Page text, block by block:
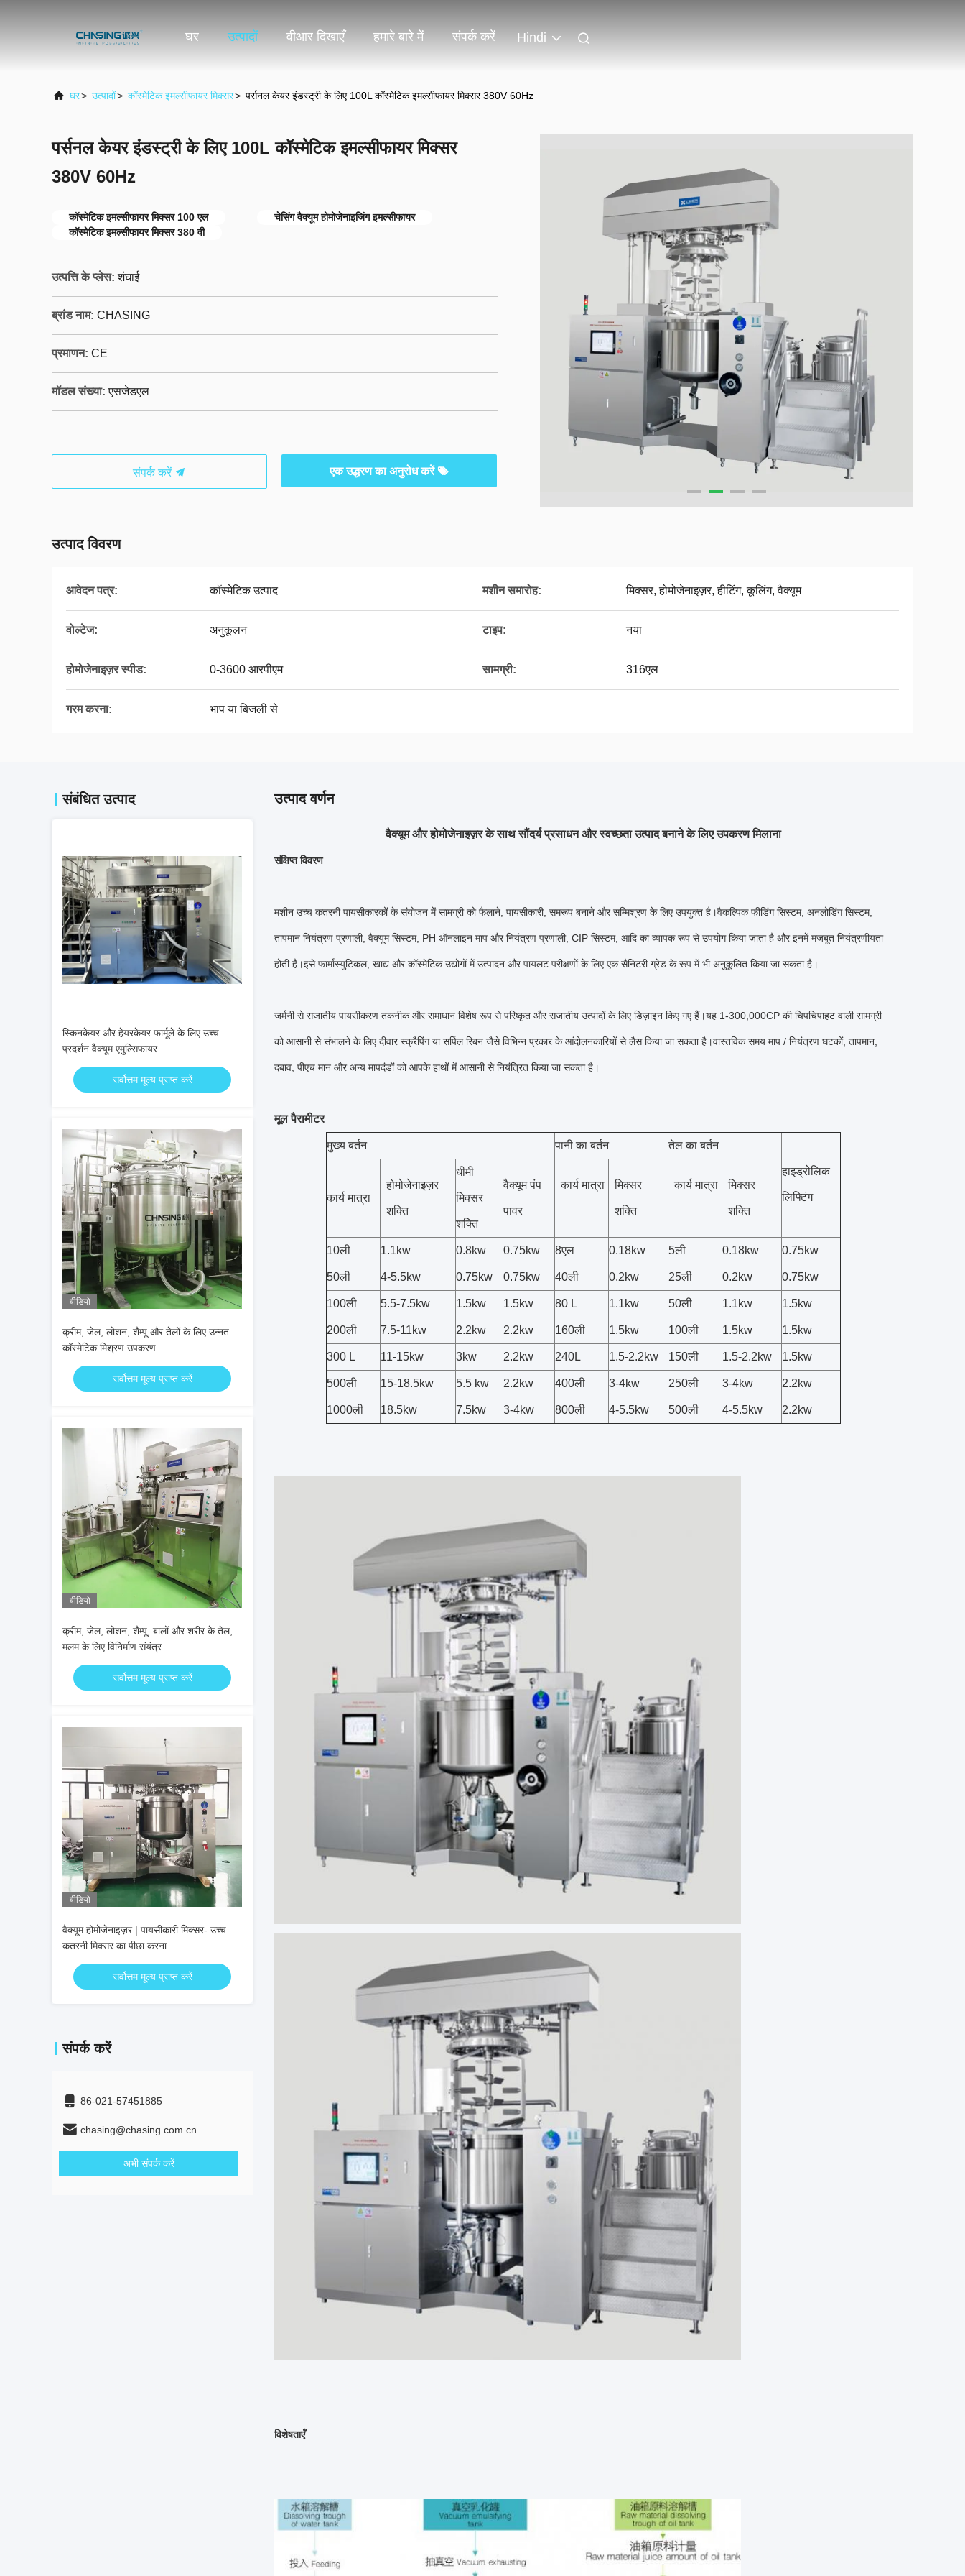
घर उत्पादों वीआर दिखाएँ हमारे बारे में संपर्क करें Hindi
घर> उत्पादों> कॉस्मेटिक इमल्सीफायर मिक्सर> पर्सनल केयर इंडस्ट्री के लिए 100L कॉस्मेटिक इमल्सीफायर मिक्सर 380V 60Hz
पर्सनल केयर इंडस्ट्री के लिए 100L कॉस्मेटिक इमल्सीफायर मिक्सर
380V 60Hz
कॉस्मेटिक इमल्सीफायर मिक्सर 100 एल
चेसिंग वैक्यूम होमोजेनाइजिंग इमल्सीफायर
कॉस्मेटिक इमल्सीफायर मिक्सर 380 वी
उत्पत्ति के प्लेस: शंघाई
ब्रांड नाम: CHASING
प्रमाणन: CE
मॉडल संख्या: एसजेडएल
संपर्क करें एक उद्धरण का अनुरोध करें
उत्पाद विवरण
आवेदन पत्र: कॉस्मेटिक उत्पाद मशीन समारोह: मिक्सर, होमोजेनाइज़र, हीटिंग, कूलिंग, वैक्यूम
वोल्टेज: अनुकूलन टाइप: नया
होमोजेनाइज़र स्पीड: 0-3600 आरपीएम सामग्री: 316एल
गरम करना: भाप या बिजली से
संबंधित उत्पाद
स्किनकेयर और हेयरकेयर फार्मूले के लिए उच्च
प्रदर्शन वैक्यूम एमुल्सिफायर
सर्वोत्तम मूल्य प्राप्त करें
वीडियो
क्रीम, जेल, लोशन, शैम्पू और तेलों के लिए उन्नत
कॉस्मेटिक मिश्रण उपकरण
सर्वोत्तम मूल्य प्राप्त करें
वीडियो
क्रीम, जेल, लोशन, शैम्पू, बालों और शरीर के तेल,
मलम के लिए विनिर्माण संयंत्र
सर्वोत्तम मूल्य प्राप्त करें
वीडियो
वैक्यूम होमोजेनाइज़र | पायसीकारी मिक्सर- उच्च
कतरनी मिक्सर का पीछा करना
सर्वोत्तम मूल्य प्राप्त करें
संपर्क करें
86-021-57451885
chasing@chasing.com.cn
अभी संपर्क करें
उत्पाद वर्णन
वैक्यूम और होमोजेनाइज़र के साथ सौंदर्य प्रसाधन और स्वच्छता उत्पाद बनाने के लिए उपकरण मिलाना
संक्षिप्त विवरण
मशीन उच्च कतरनी पायसीकारकों के संयोजन में सामग्री को फैलाने, पायसीकारी, समरूप बनाने और सम्मिश्रण के लिए उपयुक्त है।वैकल्पिक फीडिंग सिस्टम, अनलोडिंग सिस्टम,
तापमान नियंत्रण प्रणाली, वैक्यूम सिस्टम, PH ऑनलाइन माप और नियंत्रण प्रणाली, CIP सिस्टम, आदि का व्यापक रूप से उपयोग किया जाता है और इनमें मजबूत नियंत्रणीयता
होती है।इसे फार्मास्युटिकल, खाद्य और कॉस्मेटिक उद्योगों में उत्पादन और पायलट परीक्षणों के लिए एक सैनिटरी ग्रेड के रूप में भी अनुकूलित किया जा सकता है।
जर्मनी से सजातीय पायसीकरण तकनीक और समाधान विशेष रूप से परिष्कृत और सजातीय उत्पादों के लिए डिज़ाइन किए गए हैं।यह 1-300,000CP की चिपचिपाहट वाली सामग्री
को आसानी से संभालने के लिए दीवार स्क्रैपिंग या सर्पिल रिबन जैसे विभिन्न प्रकार के आंदोलनकारियों से लैस किया जा सकता है।वास्तविक समय माप / नियंत्रण घटकों, तापमान,
दबाव, पीएच मान और अन्य मापदंडों को आपके हाथों में आसानी से नियंत्रित किया जा सकता है।
मूल पैरामीटर
मुख्य बर्तन पानी का बर्तन तेल का बर्तन
हाइड्रोलिक
लिफ्टिंग
कार्य मात्रा
होमोजेनाइज़र
शक्ति
धीमी
मिक्सर
शक्ति
वैक्यूम पंप
पावर
कार्य मात्रा मिक्सर
शक्ति
कार्य मात्रा मिक्सर
शक्ति
10ली 1.1kw 0.8kw 0.75kw 8एल 0.18kw 5ली 0.18kw 0.75kw
50ली 4-5.5kw 0.75kw 0.75kw 40ली 0.2kw 25ली 0.2kw 0.75kw
100ली 5.5-7.5kw 1.5kw 1.5kw 80 L 1.1kw 50ली 1.1kw 1.5kw
200ली 7.5-11kw 2.2kw 2.2kw 160ली 1.5kw 100ली 1.5kw 1.5kw
300 L 11-15kw 3kw 2.2kw 240L 1.5-2.2kw 150ली 1.5-2.2kw 1.5kw
500ली 15-18.5kw 5.5 kw 2.2kw 400ली 3-4kw 250ली 3-4kw 2.2kw
1000ली 18.5kw 7.5kw 3-4kw 800ली 4-5.5kw 500ली 4-5.5kw 2.2kw
विशेषताएँ